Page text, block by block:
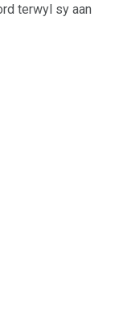
terwyl sy aan